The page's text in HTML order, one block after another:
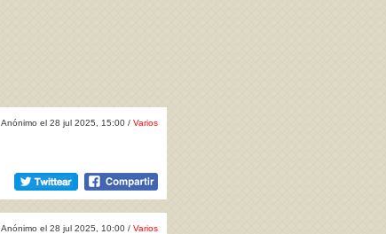
Anónimo el 28 jul 2025, 15:00 / Varios
Anónimo el 28 jul 2025, 10:00 / Varios